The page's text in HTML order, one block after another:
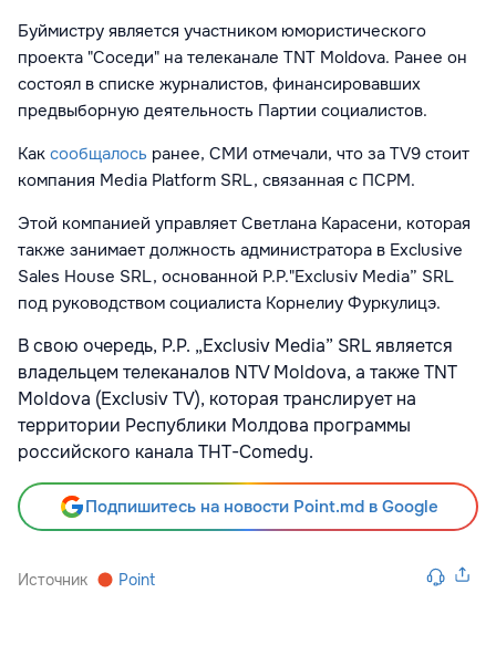
Буймистру является участником юмористического
проекта "Соседи" на телеканале TNT Moldova. Ранее он
состоял в списке журналистов, финансировавших
предвыборную деятельность Партии социалистов.
Как сообщалось ранее, СМИ отмечали, что за TV9 стоит
компания Media Platform SRL, связанная с ПСРМ.
Этой компанией управляет Светлана Карасени, которая
также занимает должность администратора в Exclusive
Sales House SRL, основанной P.P."Exclusiv Media” SRL
под руководством социалиста Корнелиу Фуркулицэ.
В свою очередь, P.P. „Exclusiv Media” SRL является
владельцем телеканалов NTV Moldova, а также TNT
Moldova (Exclusiv TV), которая транслирует на
территории Республики Молдова программы
российского канала THT-Comedy.
Подпишитесь на новости Point.md в Google
Источник Point